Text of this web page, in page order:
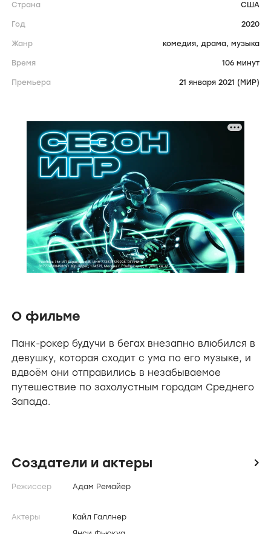
Страна США
Год 2020
Жанр комедия, драма, музыка
Время 106 минут
Премьера 21 января 2021 (МИР)
О фильме
Панк-рокер будучи в бегах внезапно влюбился в
девушку, которая сходит с ума по его музыке, и
вдвоём они отправились в незабываемое
путешествие по захолустным городам Среднего
Запада.
Создатели и актеры icon
Режиссер Адам Ремайер
Актеры
Кайл Галлнер